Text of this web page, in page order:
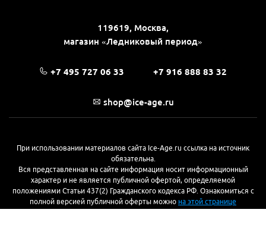
119619, Москва,
магазин «Ледниковый период»
+7 495 727 06 33 +7 916 888 83 32
shop@ice-age.ru
При использовании материалов сайта Ice-Age.ru ссылка на источник
обязательна.
Вся представленная на сайте информация носит информационный
характер и не является публичной офертой, определяемой
положениями Статьи 437(2) Гражданского кодекса РФ. Ознакомиться с
полной версией публичной оферты можно на этой странице